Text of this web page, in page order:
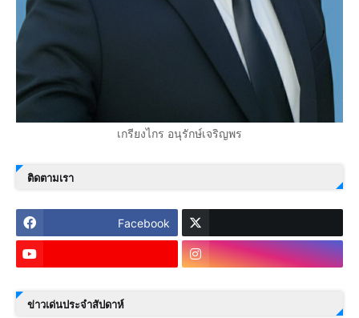
เกรียงไกร อนุรักษ์เจริญพร
ติดตามเรา
Facebook
ข่าวเด่นประจำสัปดาห์